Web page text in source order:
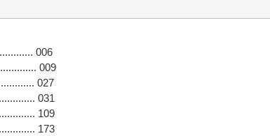
006
009
027
031
109
173